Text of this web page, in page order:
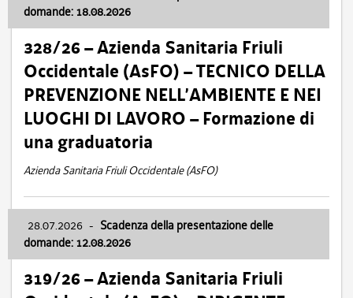
domande: 18.08.2026
328/26 – Azienda Sanitaria Friuli
Occidentale (AsFO) – TECNICO DELLA
PREVENZIONE NELL’AMBIENTE E NEI
LUOGHI DI LAVORO – Formazione di
una graduatoria
Azienda Sanitaria Friuli Occidentale (AsFO)
28.07.2026 - Scadenza della presentazione delle
domande: 12.08.2026
319/26 – Azienda Sanitaria Friuli